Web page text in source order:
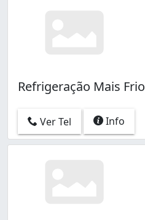
Refrigeração Mais Frio
Ver Tel Info